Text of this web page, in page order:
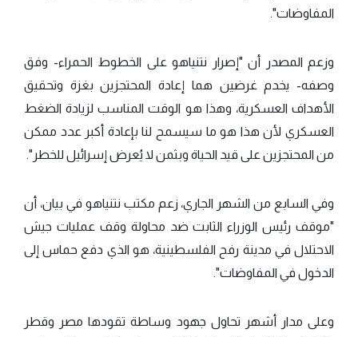
المفاوضات".
وزعم المصدر أن "إصرار نتنياهو على الخطوط الحمراء- وفق
وصفه- يخدم غرضين هما إعادة المحتجزين بغزة وتحقيق
الأهداف العسكرية، وهذا هو الوقت المناسب لزيادة الضغط
العسكري لأن هذا هو ما سيسمح لنا بإعادة أكبر عدد ممكن
من المحتجزين على قيد الحياة وبثمن لا يُعرض إسرائيل للخطر".
وفي السابع من الشهر الجاري، زعم مكتب نتنياهو في بيان، أن
"موقف رئيس الوزراء الثابت ضد محاولة وقف عمليات جيش
الاحتلال في مدينة رفح الفلسطينية، هو الذي دفع حماس إلى
الدخول في المفاوضات".
وعلى مدار أشهر تحاول جهود وساطة تقودها مصر وقطر